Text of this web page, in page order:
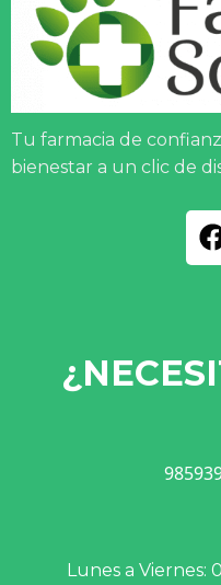
Tu farmacia de
bienestar a un clic de
Lunes a Viernes: